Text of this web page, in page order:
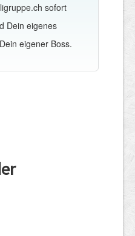
sofort
Dein eigenes
eigener Boss.